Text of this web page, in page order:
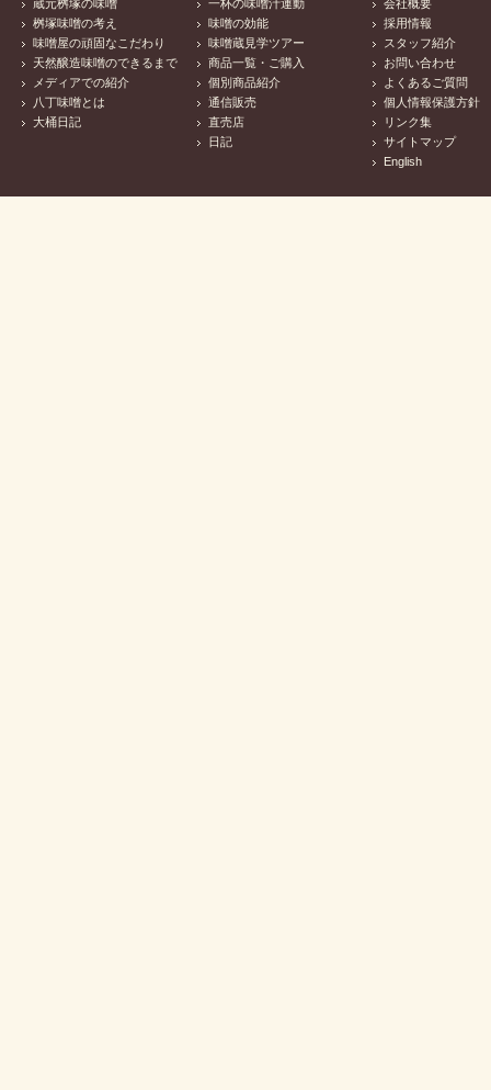
蔵元桝塚の味噌
桝塚味噌の考え
味噌屋の頑固なこだわり
天然醸造味噌のできるまで
メディアでの紹介
八丁味噌とは
大桶日記
一杯の味噌汁運動
味噌の効能
味噌蔵見学ツアー
商品一覧・ご購入
個別商品紹介
通信販売
直売店
日記
会社概要
採用情報
スタッフ紹介
お問い合わせ
よくあるご質問
個人情報保護方針
リンク集
サイトマップ
English